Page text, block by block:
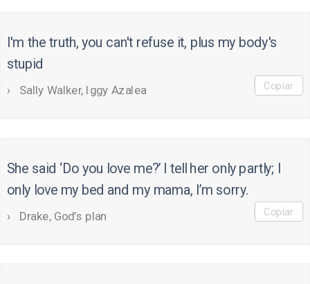
I'm the truth, you can't refuse it, plus my body's
stupid
Sally Walker, Iggy Azalea Copiar
She said ‘Do you love me?’ I tell her only partly; I
only love my bed and my mama, I’m sorry.
Drake, God’s plan Copiar